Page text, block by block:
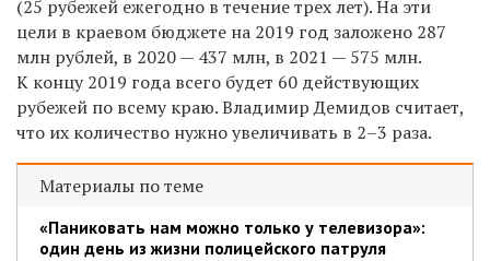
(25 рубежей ежегодно в течение трех лет). На эти
цели в краевом бюджете на 2019 год заложено 287
млн рублей, в 2020 — 437 млн, в 2021 — 575 млн.
К концу 2019 года всего будет 60 действующих
рубежей по всему краю. Владимир Демидов считает,
что их количество нужно увеличивать в 2–3 раза.
Материалы по теме
«Паниковать нам можно только у телевизора»:
один день из жизни полицейского патруля